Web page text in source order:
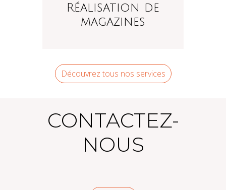
Réalisation de
magazines
Découvrez tous nos services
CONTACTEZ-
NOUS